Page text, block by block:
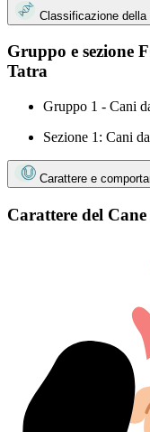
Classificazione della
Gruppo e sezione
Tatra
Gruppo 1 - Cani
Sezione 1: Cani
Carattere e
Carattere del